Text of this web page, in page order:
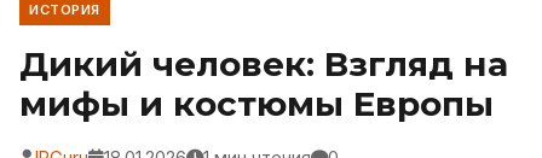
ИСТОРИЯ
Дикий человек: Взгляд на
мифы и костюмы Европы